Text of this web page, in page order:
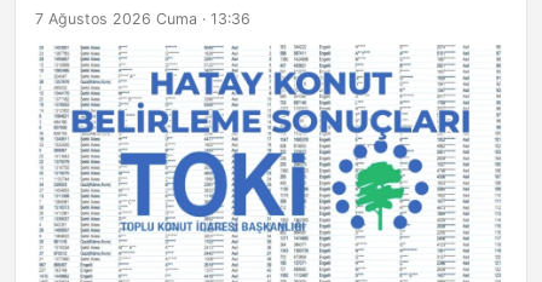
7 Ağustos 2026 Cuma · 13:36